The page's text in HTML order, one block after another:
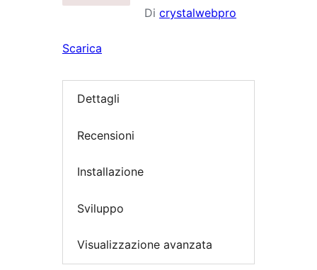
Di crystalwebpro
Scarica
Dettagli
Recensioni
Installazione
Sviluppo
Visualizzazione avanzata